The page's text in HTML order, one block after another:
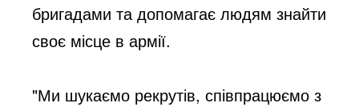
бригадами та допомагає людям знайти
своє місце в армії.
"Ми шукаємо рекрутів, співпрацюємо з